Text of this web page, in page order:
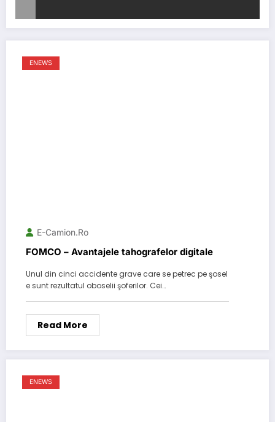
ENEWS
E-Camion.ro
FOMCO – Avantajele tahografelor digitale
Unul din cinci accidente grave care se petrec pe şosel
e sunt rezultatul oboselii şoferilor. Cei…
Read More
ENEWS